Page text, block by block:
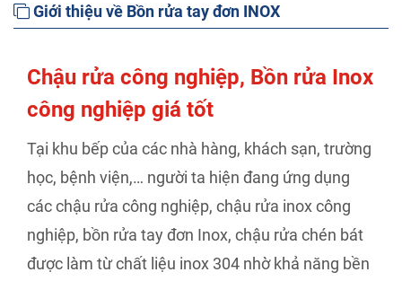
Giới thiệu về Bồn rửa tay đơn INOX
Chậu rửa công nghiệp, Bồn rửa Inox
công nghiệp giá tốt
Tại khu bếp của các nhà hàng, khách sạn, trường
học, bệnh viện,… người ta hiện đang ứng dụng
các chậu rửa công nghiệp, chậu rửa inox công
nghiệp, bồn rửa tay đơn Inox, chậu rửa chén bát
được làm từ chất liệu inox 304 nhờ khả năng bền